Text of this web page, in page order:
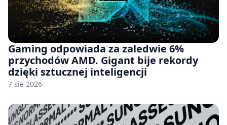
Gaming odpowiada za zaledwie 6%
przychodów AMD. Gigant bije rekordy
dzięki sztucznej inteligencji
7 sie 2026